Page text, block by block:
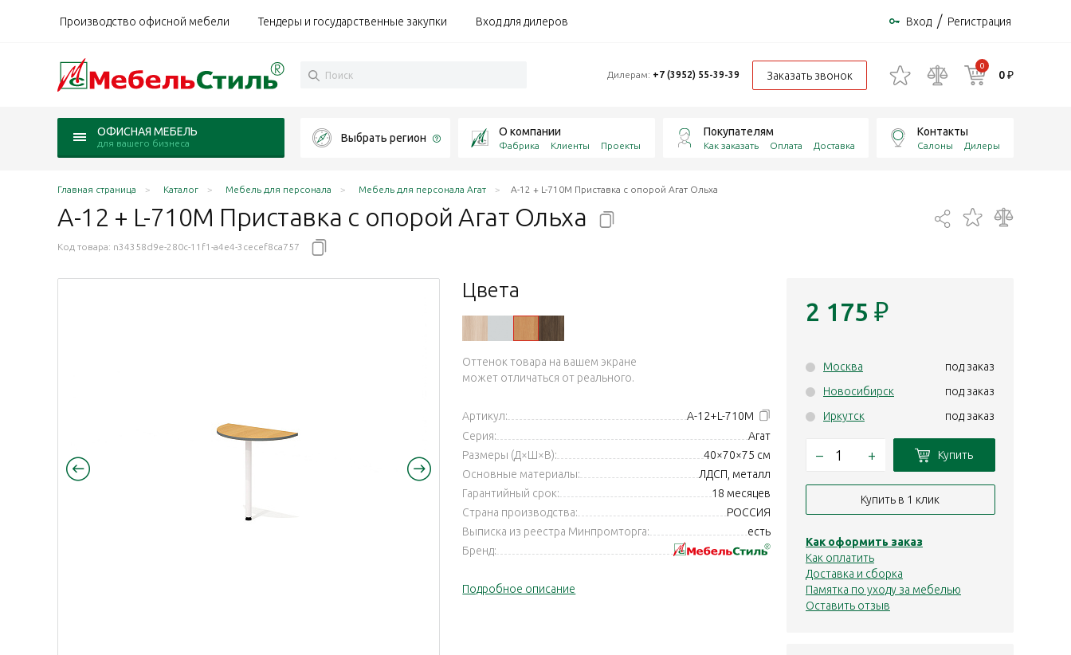
Производство офисной мебели Тендеры и государственные закупки Вход для дилеров Вход / Регистрация
Дилерам: +7 (3952) 55-39-39 Заказать звонок
0
0 ₽
ОФИСНАЯ МЕБЕЛЬ
для вашего бизнеса Выбрать регион
О компании
Фабрика Клиенты Проекты
Покупателям
Как заказать Оплата Доставка
Контакты
Салоны Дилеры
Главная страница Каталог Мебель для персонала Мебель для персонала Агат А-12 + L-710М Приставка с опорой Агат Ольха
А-12 + L-710М Приставка с опорой Агат Ольха
Код товара: n34358d9e-280c-11f1-a4e4-3cecef8ca757
Цвета
Оттенок товара на вашем экране
может отличаться от реального.
Артикул:
А-12+L-710М
Серия:
Агат
Размеры (Д×Ш×В):
40×70×75 см
Основные материалы:
ЛДСП, металл
Гарантийный срок:
18 месяцев
Страна производства:
РОССИЯ
Выписка из реестра Минпромторга:
есть
Бренд:
Подробное описание
2 175 ₽
Москва
под заказ
Новосибирск
под заказ
Иркутск
под заказ
– + Купить
Купить в 1 клик
Как оформить заказ
Как оплатить
Доставка и сборка
Памятка по уходу за мебелью
Оставить отзыв